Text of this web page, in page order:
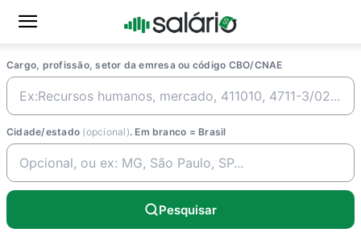
Cargo, profissão, setor da emresa ou código CBO/CNAE
Cidade/estado (opcional). Em branco = Brasil
Pesquisar